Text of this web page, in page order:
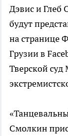
Дэвис и Глеб
будут
на странице
Грузии в
Тверской
Смолкин